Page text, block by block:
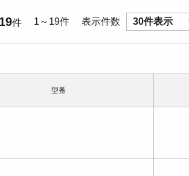
件 1～19件 表示件数 30件表示
型番